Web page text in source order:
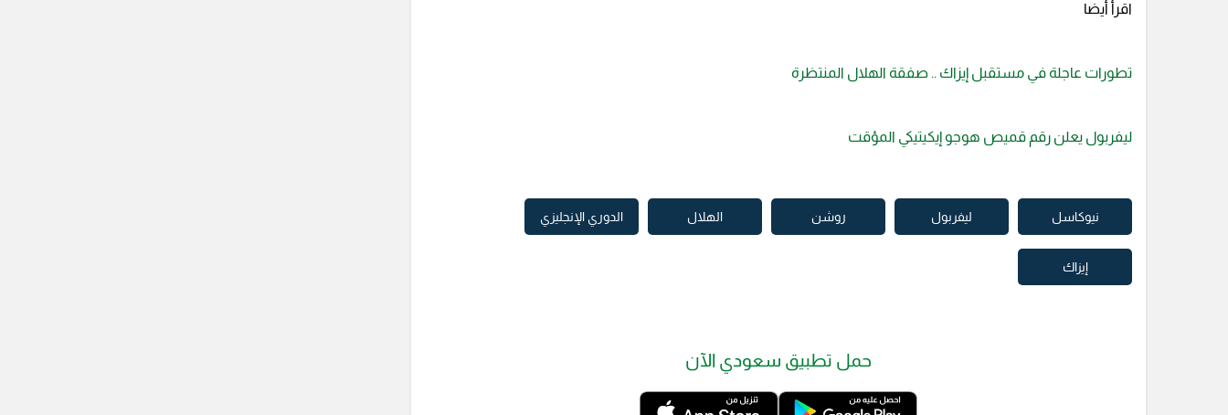
اقرأ أيضا
تطورات عاجلة في مستقبل إيزاك .. صفقة الهلال المنتظرة
ليفربول يعلن رقم قميص هوجو إيكيتيكي المؤقت
نيوكاسل ليفربول روشن الهلال الدوري الإنجليزي
إيزاك
حمل تطبيق سعودي الآن